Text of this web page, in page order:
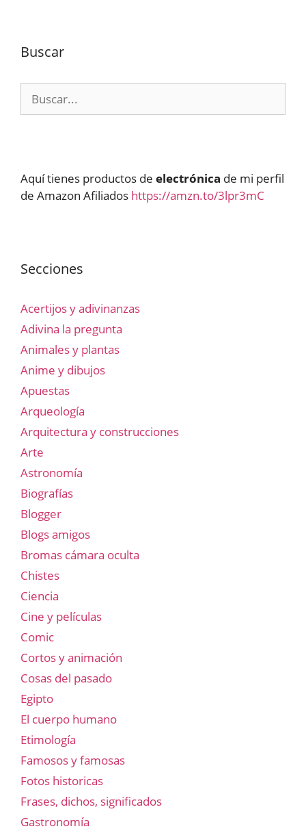
Buscar
Aquí tienes productos de electrónica de mi perfil
de Amazon Afiliados https://amzn.to/3lpr3mC
Secciones
Acertijos y adivinanzas
Adivina la pregunta
Animales y plantas
Anime y dibujos
Apuestas
Arqueología
Arquitectura y construcciones
Arte
Astronomía
Biografías
Blogger
Blogs amigos
Bromas cámara oculta
Chistes
Ciencia
Cine y películas
Comic
Cortos y animación
Cosas del pasado
Egipto
El cuerpo humano
Etimología
Famosos y famosas
Fotos historicas
Frases, dichos, significados
Gastronomía